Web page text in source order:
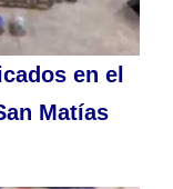
en el
Matías